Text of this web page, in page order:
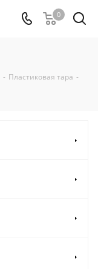
0
- Пластиковая тара -